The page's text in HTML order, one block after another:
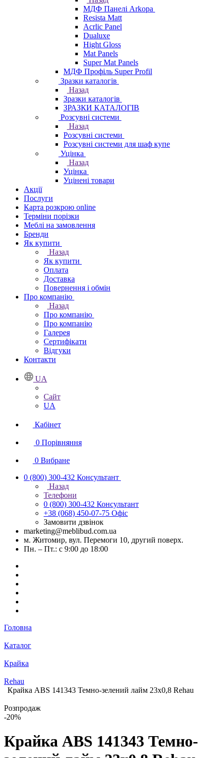
МДФ Панелі Arkopa
Resista Matt
Acrlic Panel
Dualuxe
Hight Gloss
Mat Panels
Super Mat Panels
МДФ Профіль Super Profil
Зразки каталогів
Назад
Зразки каталогів
ЗРАЗКИ КАТАЛОГІВ
Розсувні системи
Назад
Розсувні системи
Розсувні системи для шаф купе
Уцінка
Назад
Уцінка
Уцінені товари
Акції
Послуги
Карта розкрою online
Терміни порізки
Меблі на замовлення
Бренди
Як купити
Назад
Як купити
Оплата
Доставка
Повернення і обмін
Про компанію
Назад
Про компанію
Про компанію
Галерея
Сертифікати
Відгуки
Контакти
UA
Сайт
UA
Кабінет
0 Порівняння
0 Вибране
0 (800) 300-432 Консультант
Назад
Телефони
0 (800) 300-432 Консультант
+38 (068) 450-07-75 Офіс
Замовити дзвінок
marketing@meblibud.com.ua
м. Житомир, вул. Перемоги 10, другий поверх.
Пн. – Пт.: с 9:00 до 18:00
Головна
Каталог
Крайка
Rehau
Крайка АВS 141343 Темно-зелений лайм 23х0,8 Rehau
Розпродаж
-20%
Крайка АВS 141343 Темно-